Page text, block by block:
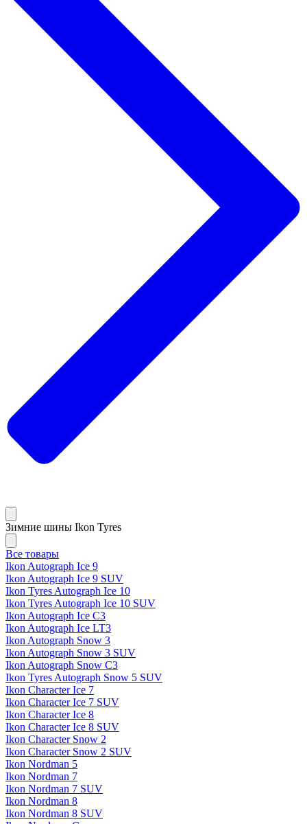
Зимние шины Ikon Tyres
Все товары
Ikon Autograph Ice 9
Ikon Autograph Ice 9 SUV
Ikon Tyres Autograph Ice 10
Ikon Tyres Autograph Ice 10 SUV
Ikon Autograph Ice C3
Ikon Autograph Ice LT3
Ikon Autograph Snow 3
Ikon Autograph Snow 3 SUV
Ikon Autograph Snow C3
Ikon Tyres Autograph Snow 5 SUV
Ikon Character Ice 7
Ikon Character Ice 7 SUV
Ikon Character Ice 8
Ikon Character Ice 8 SUV
Ikon Character Snow 2
Ikon Character Snow 2 SUV
Ikon Nordman 5
Ikon Nordman 7
Ikon Nordman 7 SUV
Ikon Nordman 8
Ikon Nordman 8 SUV